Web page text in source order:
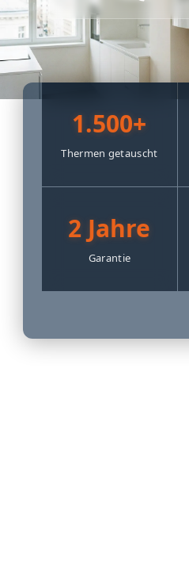
1.500+
Thermen getauscht
2 Jahre
Garantie